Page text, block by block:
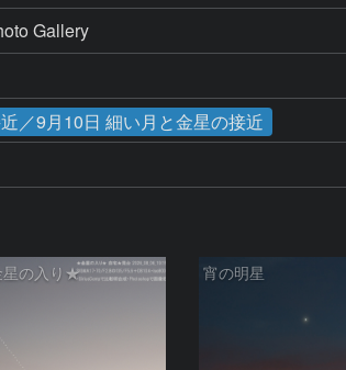
Gallery
／9月10日 細い月と金星の接近
の入り★ 宵の明星